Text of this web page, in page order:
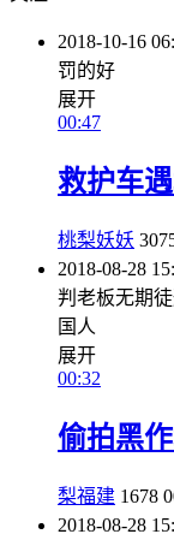
2018-10-16
罚的好
展开
00:47
救护车
桃梨妖妖
2018-08-28
判老板无期
国人
展开
00:32
偷拍黑
梨福建 1678
2018-08-28